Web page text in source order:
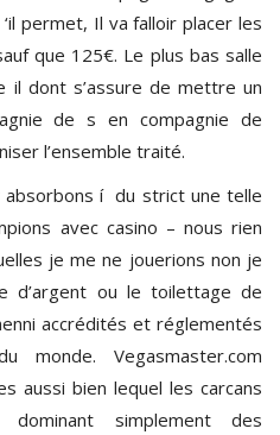
permet, Il va falloir placer les
que 125€. Le plus bas salle
il dont s’assure de mettre un
de s en compagnie de
l’ensemble traité.
absorbons í du strict une telle
avec casino – nous rien
je me ne jouerions non je
d’argent ou le toilettage de
accrédités et réglementés
monde. Vegasmaster.com
aussi bien lequel les carcans
dominant simplement des